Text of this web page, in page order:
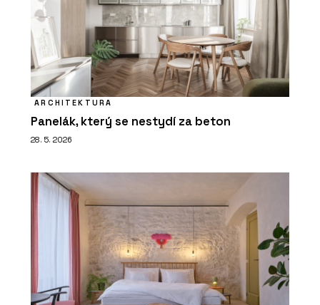
ARCHITEKTURA
Panelák, který se nestydí za beton
28. 5. 2026